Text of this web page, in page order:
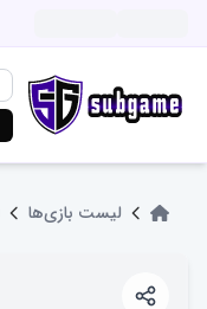
لیست بازی‌ها